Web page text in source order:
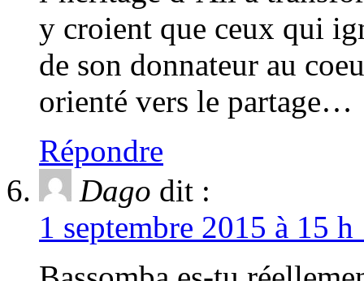
y croient que ceux qui
de son donnateur au
orienté vers le partage…
Répondre
Dago dit :
1 septembre 2015 à 15